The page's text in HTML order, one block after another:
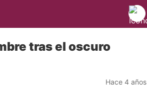
tras el oscuro
Hace 4 años